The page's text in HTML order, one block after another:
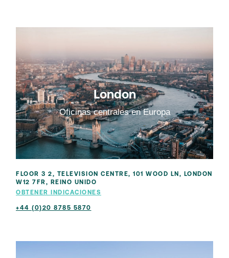
London
Oficinas centrales en Europa
FLOOR 3 2, TELEVISION CENTRE, 101 WOOD LN, LONDON
W12 7FR, REINO UNIDO
OBTENER INDICACIONES
+44 (0)20 8785 5870